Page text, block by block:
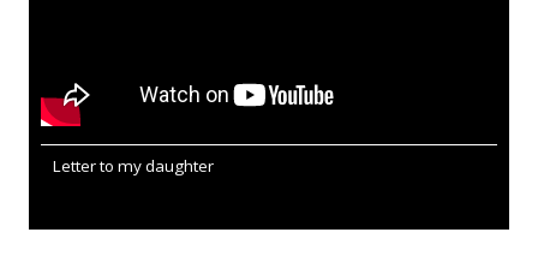
Letter to my daughter